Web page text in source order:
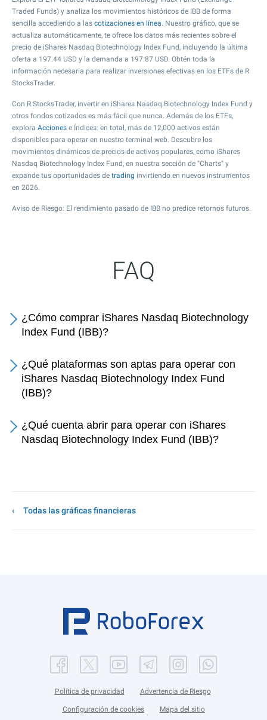
Traded Funds) y analiza los movimientos históricos de IBB de forma
sencilla accediendo a las cotizaciones en línea. Nuestro gráfico, que se
actualiza automáticamente, te ofrece los datos más recientes sobre el
precio de iShares Nasdaq Biotechnology Index Fund, incluyendo la última
oferta a 197.44 USD y la demanda a 197.87 USD. Obtén toda la
información necesaria para realizar inversiones efectivas en los ETFs de R
StocksTrader.
Con R StocksTrader, invertir en iShares Nasdaq Biotechnology Index Fund y
otros fondos cotizados es más fácil que nunca. Además de los ETFs,
explora Acciones e Índices: en total, más de 12,000 activos están
disponibles para operar en nuestro terminal web. Descubre los
movimientos dinámicos de precios de activos populares, como iShares
Nasdaq Biotechnology Index Fund, en nuestra sección de "Charts" y
expande tus oportunidades de trading invirtiendo en nuevos instrumentos
en 2026.
Aviso de Riesgo: El rendimiento pasado de IBB no predice retornos futuros.
FAQ
¿Cómo comprar iShares Nasdaq Biotechnology
Index Fund (IBB)?
¿Qué plataformas son aptas para operar con
iShares Nasdaq Biotechnology Index Fund
(IBB)?
¿Qué cuenta abrir para operar con iShares
Nasdaq Biotechnology Index Fund (IBB)?
Todas las gráficas financieras
Política de privacidad Advertencia de Riesgo
Configuración de cookies Mapa del sitio